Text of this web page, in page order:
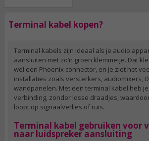
Terminal kabel kopen?
Terminal kabels zijn ideaal als je audio
aansluiten met zo’n groen klemmetje. Dat
wel een Phoenix connector, en je ziet het
installaties zoals versterkers, audiomixers,
wandpanelen. Met een terminal kabel heb
verbinding, zonder losse draadjes,
loopt op signaalverlies of ruis.
Terminal kabel gebruiken voor
naar luidspreker aansluiting